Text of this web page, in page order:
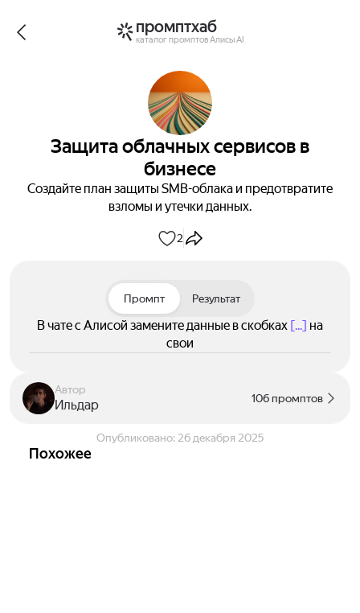
промптхаб
каталог промптов Алисы AI
Защита облачных сервисов в
бизнесе
Создайте план защиты SMB-облака и предотвратите
взломы и утечки данных.
2
Промпт Результат
В чате с Алисой замените данные в скобках [...] на
свои
Автор
Ильдар 106 промптов
Опубликовано: 26 декабря 2025
Похожее